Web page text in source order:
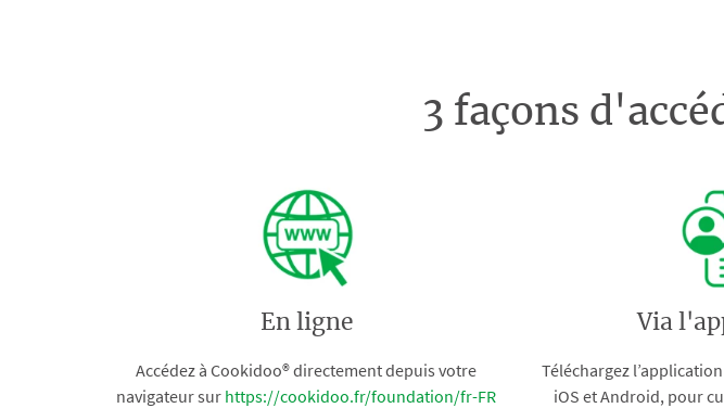
3 façons
En ligne
Accédez à Cookidoo® directement depuis votre
navigateur sur https://cookidoo.fr/foundation/fr-FR
Via
Téléchargez
iOS et Android, pour